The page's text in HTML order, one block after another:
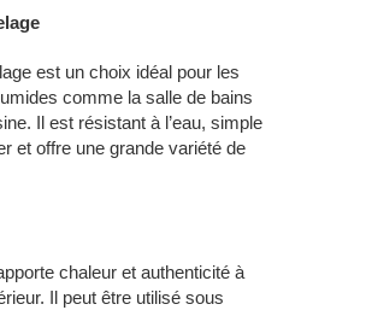
est un choix idéal pour les
comme la salle de bains
Il est résistant à l’eau, simple
et offre une grande variété de
chaleur et authenticité à
Il peut être utilisé sous